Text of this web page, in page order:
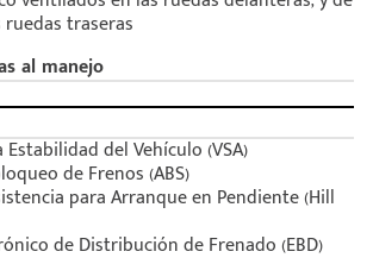
traseras
al manejo
del Vehículo (VSA)
de Frenos (ABS)
para Arranque en Pendiente (Hill
de Distribución de Frenado (EBD)